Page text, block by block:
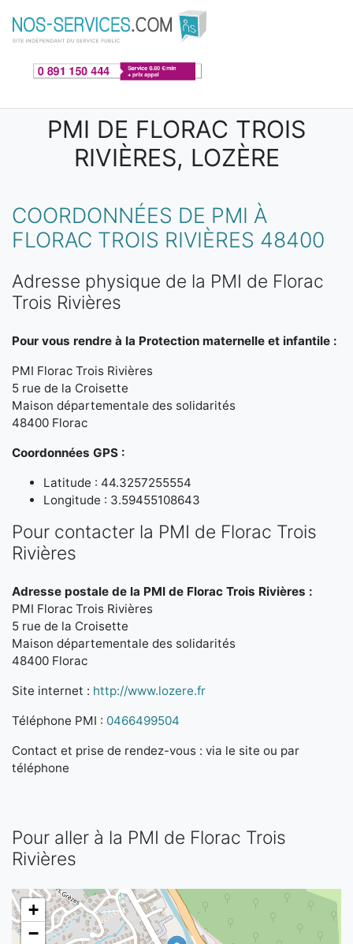
Aller au contenu principal
PMI DE FLORAC TROIS
RIVIÈRES, LOZÈRE
COORDONNÉES DE PMI À
FLORAC TROIS RIVIÈRES 48400
Adresse physique de la PMI de Florac
Trois Rivières
Pour vous rendre à la Protection maternelle et infantile :
PMI Florac Trois Rivières
5 rue de la Croisette
Maison départementale des solidarités
48400 Florac
Coordonnées GPS :
Latitude : 44.3257255554
Longitude : 3.59455108643
Pour contacter la PMI de Florac Trois
Rivières
Adresse postale de la PMI de Florac Trois Rivières :
PMI Florac Trois Rivières
5 rue de la Croisette
Maison départementale des solidarités
48400 Florac
Site internet : http://www.lozere.fr
Téléphone PMI : 0466499504
Contact et prise de rendez-vous : via le site ou par
téléphone
Pour aller à la PMI de Florac Trois
Rivières
+
−